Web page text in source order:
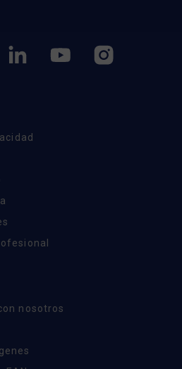
nosotros